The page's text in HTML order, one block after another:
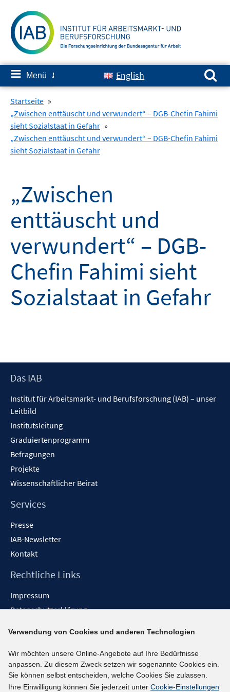
zum
Inhalt
≡ Menü ✘ English
Suchen nach:
Startseite »
„Zwischen enttäuscht und verwundert“ – DGB-Chefin Fahimi
sieht Sozialstaat in Gefahr »
„Zwischen enttäuscht und verwundert“ – DGB-Chefin Fahimi
sieht Sozialstaat in Gefahr
„Zwischen
enttäuscht und
verwundert“ – DGB-
Chefin Fahimi sieht
Sozialstaat in Gefahr
Footer
Das IAB
Institut für Arbeitsmarkt- und Berufsforschung (IAB) – unser
Leitbild
Institutsleitung
Graduiertenprogramm
Befragungen
Projekte
Wissenschaftlicher Beirat
Services
Presse
IAB-Newsletter
Kontakt
Rechtliche Links
Impressum
Datenschutzerklärung
Barrieren melden
Social-Media-Kanäle
BlueSky
Verwendung von Cookies und anderen Technologien
Wir möchten unsere Online-Angebote auf Ihre Bedürfnisse
anpassen. Zu diesem Zweck setzen wir sogenannte Cookies ein.
Sie können selbst entscheiden, welche Cookies Sie zulassen.
Ihre Einwilligung können Sie jederzeit unter Cookie-Einstellungen